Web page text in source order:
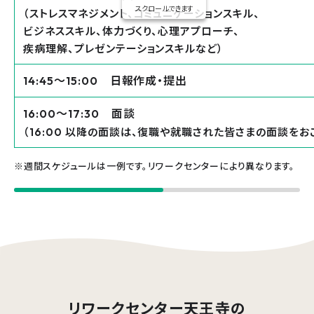
（ストレスマネジメント、コミュニケーションスキル、
ビジネススキル、体力づくり、心理アプローチ、
疾病理解、プレゼンテーションスキルなど）
14:45〜15:00 日報作成・提出
16:00〜17:30 面談
（16:00 以降の面談は、復職や就職された皆さまの面談をお
※週間スケジュールは一例です。リワークセンターにより異なります。
スクロールできます
リワークセンター天王寺の